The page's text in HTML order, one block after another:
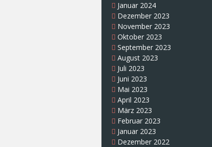
Januar 2024
Dezember 2023
November 2023
Oktober 2023
September 2023
August 2023
Juli 2023
Juni 2023
Mai 2023
April 2023
März 2023
Februar 2023
Januar 2023
Dezember 2022